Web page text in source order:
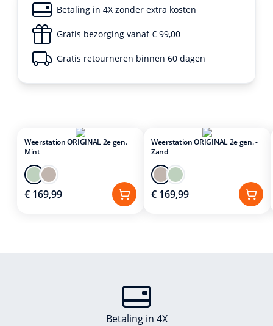
Betaling in 4X zonder extra kosten
Gratis bezorging vanaf € 99,00
Gratis retourneren binnen 60 dagen
Weerstation ORIGINAL 2e gen.
Mint
€ 169,99
Weerstation ORIGINAL 2e gen. -
Zand
€ 169,99
Betaling in 4X